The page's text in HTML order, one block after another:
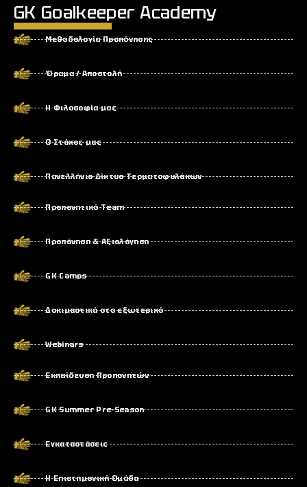
GK Goalkeeper Academy
Μεθοδολογία Προπόνησης
Όραμα / Αποστολή
Η Φιλοσοφία μας
Ο Στόχος μας
Πανελλήνιο Δίκτυο Τερματοφυλάκων
Προπονητικό Team
Προπόνηση & Αξιολόγηση
GK Camps
Δοκιμαστικά στο εξωτερικό
Webinars
Εκπαίδευση Προπονητών
GK Summer Pre-Season
Εγκαταστάσεις
Η Επιστημονική Ομάδα